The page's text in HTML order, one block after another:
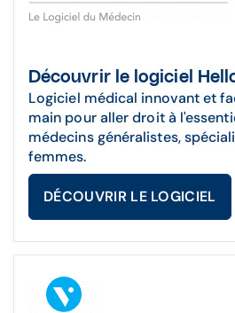
Découvrir le logiciel
Logiciel médical innovant et
main pour aller droit à
médecins généralistes,
femmes.
DÉCOUVRIR LE LOGICIEL